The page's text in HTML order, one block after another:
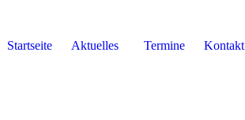
Startseite Aktuelles Termine Kontakt